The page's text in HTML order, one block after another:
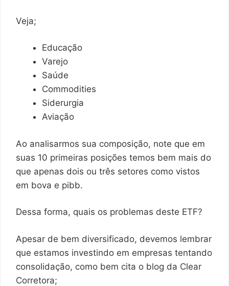
Veja;
Educação
Varejo
Saúde
Commodities
Siderurgia
Aviação
Ao analisarmos sua composição, note que em
suas 10 primeiras posições temos bem mais do
que apenas dois ou três setores como vistos
em bova e pibb.
Dessa forma, quais os problemas deste ETF?
Apesar de bem diversificado, devemos lembrar
que estamos investindo em empresas tentando
consolidação, como bem cita o blog da Clear
Corretora;